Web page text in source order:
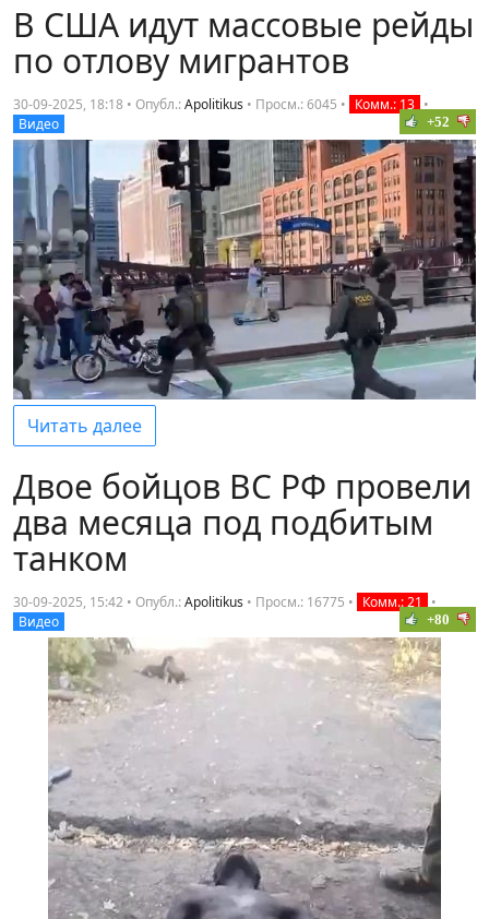
В США идут массовые рейды
по отлову мигрантов
30-09-2025, 18:18 • Опубл.:Apolitikus • Просм.: 6045 • Комм.: 13 •
Видео
+52
Читать далее
Двое бойцов ВС РФ провели
два месяца под подбитым
танком
30-09-2025, 15:42 • Опубл.:Apolitikus • Просм.: 16775 • Комм.: 21 •
Видео
+80